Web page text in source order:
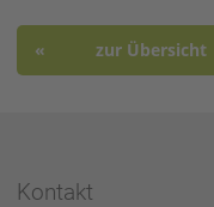
zur Übersicht
Kontakt